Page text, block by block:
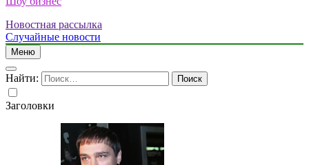
Новостная рассылка
Случайные новости
Меню
Найти:
Заголовки